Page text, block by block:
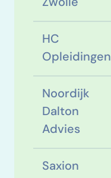
Zwolle
HC
Opleidingen
Noordijk
Dalton
Advies
Saxion